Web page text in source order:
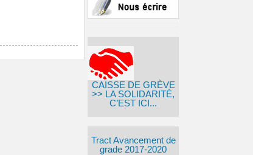
CAISSE DE GRÈVE
>> LA SOLIDARITÉ,
C’EST ICI...
Tract Avancement de
grade 2017-2020